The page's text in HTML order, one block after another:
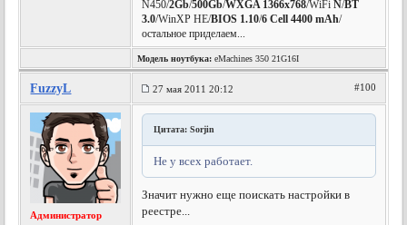
N450/2Gb/500Gb/WXGA 1366x768/WiFiN/BT
3.0/WinXP HE/BIOS 1.10/6 Cell 4400 mAh/
остальное приделаем...
Модель ноутбука: eMachines 350 21G16I
FuzzyL 27 мая 2011 20:12 #100
Администратор
Цитата: Sorjin
Не у всех работает.
Значит нужно еще поискать настройки в
реестре...